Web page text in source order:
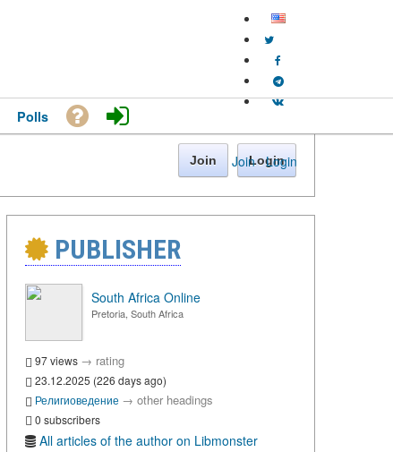
Join · Login
Polls
Join Login
PUBLISHER
South Africa Online
Pretoria, South Africa
97 views → rating
23.12.2025 (226 days ago)
Религиоведение → other headings
0 subscribers
All articles of the author on Libmonster